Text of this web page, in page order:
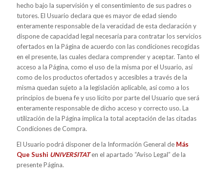
hecho bajo la supervisión y el consentimiento de sus padres o
tutores. El Usuario declara que es mayor de edad siendo
enteramente responsable de la veracidad de esta declaración y
dispone de capacidad legal necesaria para contratar los servicios
ofertados en la Página de acuerdo con las condiciones recogidas
en el presente, las cuales declara comprender y aceptar. Tanto el
acceso a la Página, como el uso de la misma por el Usuario, así
como de los productos ofertados y accesibles a través de la
misma quedan sujeto a la legislación aplicable, así como a los
principios de buena fe y uso lícito por parte del Usuario que será
enteramente responsable de dicho acceso y correcto uso. La
utilización de la Página implica la total aceptación de las citadas
Condiciones de Compra.
El Usuario podrá disponer de la Información General de Más
Que Sushi UNIVERSITATen el apartado “Aviso Legal” de la
presente Página.